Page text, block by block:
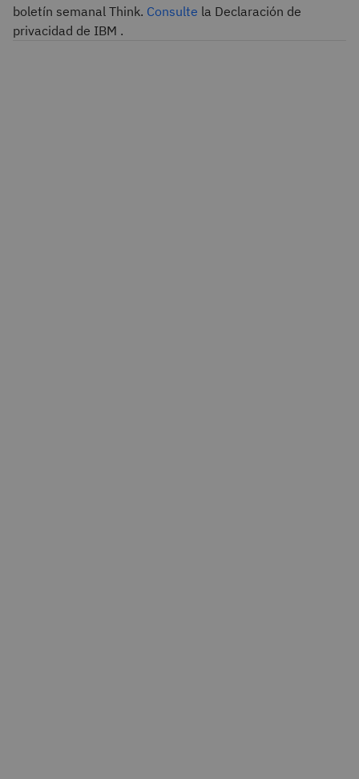
boletín semanal Think. Consulte la Declaración de
privacidad de IBM .